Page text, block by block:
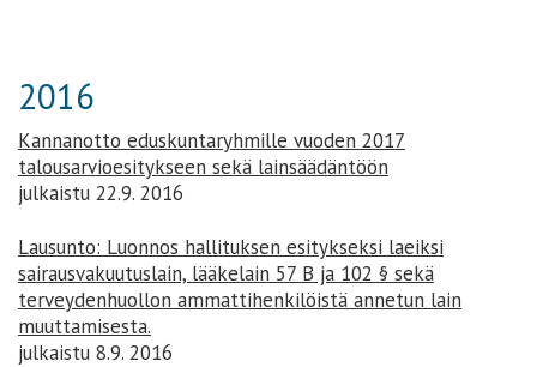
2016
Kannanotto eduskuntaryhmille vuoden 2017
talousarvioesitykseen sekä lainsäädäntöön
julkaistu 22.9. 2016
Lausunto: Luonnos hallituksen esitykseksi laeiksi
sairausvakuutuslain, lääkelain 57 B ja 102 § sekä
terveydenhuollon ammattihenkilöistä annetun lain
muuttamisesta.
julkaistu 8.9. 2016